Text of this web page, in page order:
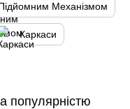
Механізмом
Каркаси
популярністю